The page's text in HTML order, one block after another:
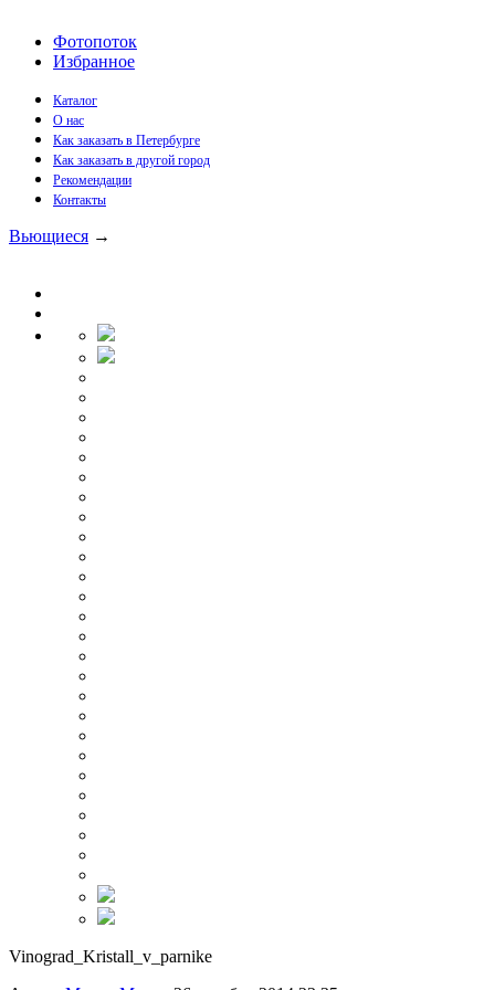
Фотопоток
Избранное
Каталог
О нас
Как заказать в Петербурге
Как заказать в другой город
Рекомендации
Контакты
Вьющиеся →
Vinograd_Kristall_v_parnike